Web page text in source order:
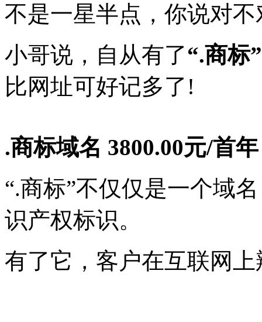
不是一星半点，你说对不
小哥说，自从有了“.商标”
比网址可好记多了!
.商标域名 3800.00元/首年
“.商标”不仅仅是一个域
识产权标识。
有了它，客户在互联网